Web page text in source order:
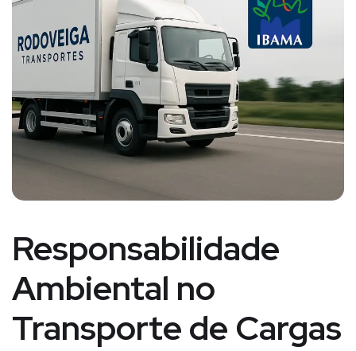
Responsabilidade
Ambiental no
Transporte de Cargas